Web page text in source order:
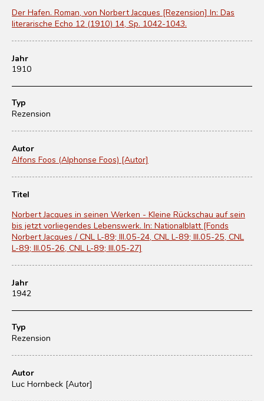
Der Hafen. Roman, von Norbert Jacques [Rezension] In: Das
literarische Echo 12 (1910) 14, Sp. 1042-1043.
Jahr
1910
Typ
Rezension
Autor
Alfons Foos (Alphonse Foos) [Autor]
Titel
Norbert Jacques in seinen Werken - Kleine Rückschau auf sein
bis jetzt vorliegendes Lebenswerk. In: Nationalblatt [Fonds
Norbert Jacques / CNL L-89; III.05-24, CNL L-89; III.05-25, CNL
L-89; III.05-26, CNL L-89; III.05-27]
Jahr
1942
Typ
Rezension
Autor
Luc Hornbeck [Autor]